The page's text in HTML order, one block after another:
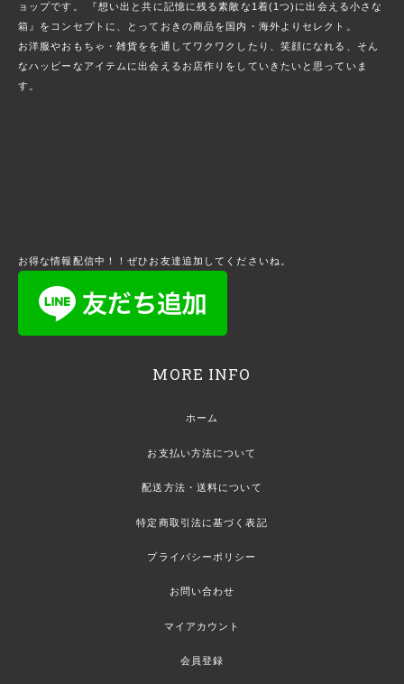
ョップです。 『想い出と共に記憶に残る素敵な1着(1つ)に出会える小さな
箱』をコンセプトに、とっておきの商品を国内・海外よりセレクト。
お洋服やおもちゃ・雑貨をを通してワクワクしたり、笑顔になれる、そん
なハッピーなアイテムに出会えるお店作りをしていきたいと思っていま
す。
お得な情報配信中！！ぜひお友達追加してくださいね。
MORE INFO
ホーム
お支払い方法について
配送方法・送料について
特定商取引法に基づく表記
プライバシーポリシー
お問い合わせ
マイアカウント
会員登録